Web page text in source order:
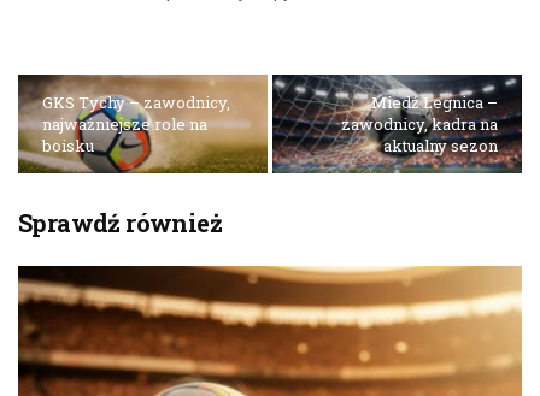
GKS Tychy – zawodnicy,
najważniejsze role na
boisku
Miedź Legnica –
zawodnicy, kadra na
aktualny sezon
Sprawdź również